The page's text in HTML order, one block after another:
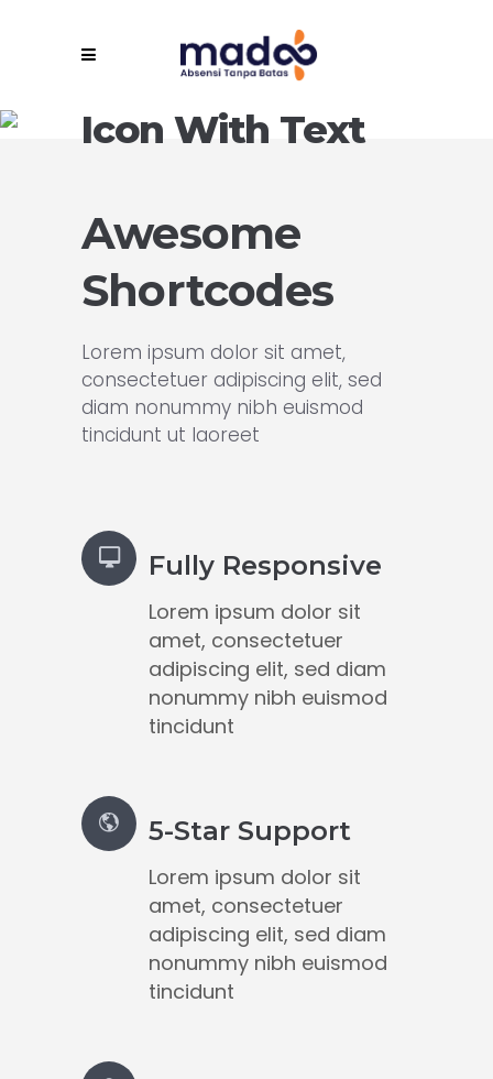
Icon With Text
Awesome
Shortcodes
Lorem ipsum dolor sit amet,
consectetuer adipiscing elit, sed
diam nonummy nibh euismod
tincidunt ut laoreet
Fully Responsive
Lorem ipsum dolor sit
amet, consectetuer
adipiscing elit, sed diam
nonummy nibh euismod
tincidunt
5-Star Support
Lorem ipsum dolor sit
amet, consectetuer
adipiscing elit, sed diam
nonummy nibh euismod
tincidunt